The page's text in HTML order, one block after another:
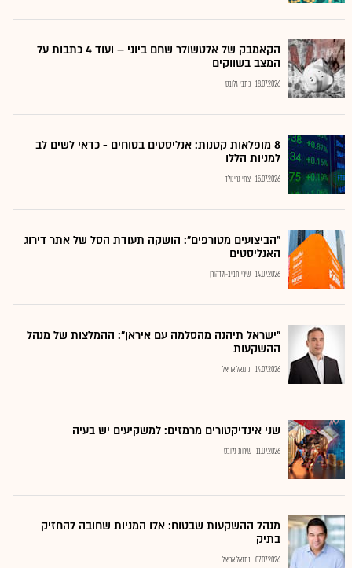
הקאמבק של אלטשולר שחם ביוני – ועוד 4 כתבות על
המצב בשווקים
18.07.2026 כתבי גלובס
8 מופלאות קטנות: אנליסטים בטוחים - כדאי לשים לב
למניות הללו
15.07.2026 צחי גרינולד
"הביצועים מטורפים": הושקה תעודת הסל של אתר דירוג
האנליסטים
14.07.2026 שירי חביב-ולדהורן
"ישראל תיהנה מהסלמה עם איראן": ההמלצות של מנהל
ההשקעות
14.07.2026 נתנאל אריאל
שני אינדיקטורים מרמזים: למשקיעים יש בעיה
11.07.2026 שירות גלובס
מנהל ההשקעות שבטוח: אלו המניות שחובה להחזיק
בתיק
07.07.2026 נתנאל אריאל